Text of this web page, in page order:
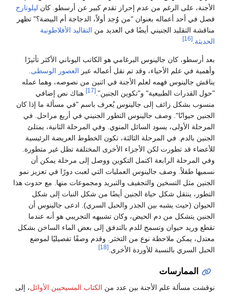
الأجنة، على الرغم من عدم إحراز تقدم كبير عن أرسطو. كان لپلوتارخ
فصل في أحد أعماله بعنوان "من وُجد أولاً، الدجاجة أم البيضة؟" تظهر
مناقشة التقليد الجنيني أيضًا في العديد من التقاليد الأفلاطونية
الحديثة [16]
بعد أرسطو، كان جالينوس البرغامي هو الكاتب اليوناني الأكثر تأثيرًا
وأهمية في علم الأحياء، وقد تم نقل أعماله عبر العصور الوسطى
يناقش جالينوس فهمه لعلم الأجنة في اثنين من نصوصه، وهما عمله
"حول القدرات الطبيعية" و"تكوين الجنين". [17]
هناك نص إضافي
منسوب بشكل زائف إلى جالينوس يُعرف باسم "في مسألة ما إذا كان
الجنين حيوانًا". وصف جالينوس التطور الجنيني في أربع مراحل. في
المرحلة الأولى، يسود السائل المنوي. وفي المرحلة الثانية، يمتلئ
الجنين بالدم. في المرحلة الثالثة، تكون الخطوط العريضة الرئيسية
للأعضاء قد تطورت لكن الأجزاء الأخرى المختلفة تظل غير متطورة.
وفي المرحلة الرابعة اكتمل التكوين ووصل إلى مرحلة يمكن أن
نسميها طفلاً. وصف جالينوس العمليات التي لعبت دورًا في تعزيز نمو
الجنين مثل التسخين والتجفيف والتبريد ومجموعات منها. مع حدوث هذا
التطور، ينتقل شكل حياة الجنين أيضًا من شكل النبات إلى شكل
الحيوان (حيث يشبه بين الجذر والحبل السري). ادعى جالينوس أن
الجنين يتشكل من دم الحيض، وكان تشبيهه التجريبي هو أنه عندما
تقطع وريد حيوان وتسمح للدم بالتدفق إلى بعض الماء الساخن بشكل
معتدل، يمكن ملاحظة نوع من التخثر. وقدم وصفًا تفصيليًا لموضع
الحبل السري بالنسبة للأوردة الأخرى. [18]
الممارسات
نوقشت مسألة علم الأجنة بين عدد من الكتاب المسيحيين الأوائل، إلى